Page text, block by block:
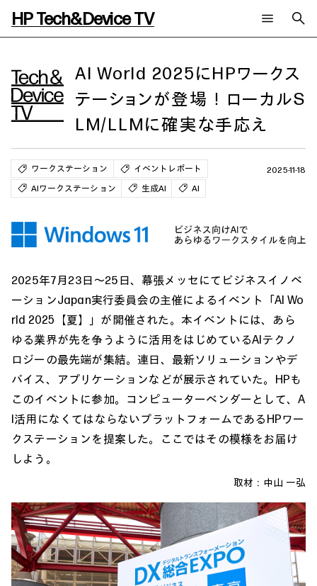
HP Tech&Device TV
全てのコンテンツ
チャンネル
AIの進化と活用事例
サイバーセキュリティ
教育とテクノロジー
自治体・公共
ワークステーション
プリンター
事例
AI PC
AIワークステーション
Poly
タグ一覧
イベント・セミナー情報
メールニュース会員登録
日本HP 公式Webサイト
HP Tech&Device TV 内のコンテンツを検索します。
AI World 2025にHPワークス
テーションが登場！ローカルS
LM/LLMに確実な手応え
ワークステーション
イベントレポート
AIワークステーション
生成AI AI
2025-11-18
2025年7月23日～25日、幕張メッセにてビジネスイノベ
ーションJapan実行委員会の主催によるイベント「AI Wo
rld 2025【夏】」が開催された。本イベントには、あら
ゆる業界が先を争うように活用をはじめているAIテクノ
ロジーの最先端が集結。連日、最新ソリューションやデ
バイス、アプリケーションなどが展示されていた。HPも
このイベントに参加。コンピューターベンダーとして、A
I活用になくてはならないプラットフォームであるHPワー
クステーションを提案した。ここではその模様をお届け
しよう。
取材： 中山 一弘